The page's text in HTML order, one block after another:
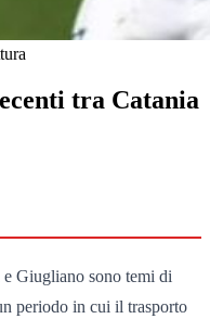
tra Catania
Giugliano sono temi di
periodo in cui il trasporto